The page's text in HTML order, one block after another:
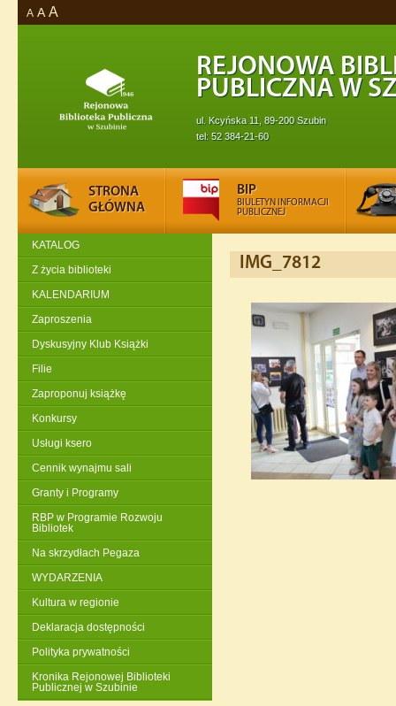
A A A
REJONOWA
PUBLICZNA W
ul. Kcyńska 11, 89-200 Szubin
tel: 52 384-21-60
STRONA
GŁÓWNA
BIP
BIULETYN INFORMACJI
PUBLICZNEJ
KATALOG
Z życia biblioteki
KALENDARIUM
Zaproszenia
Dyskusyjny Klub Książki
Filie
Zaproponuj książkę
Konkursy
Usługi ksero
Cennik wynajmu sali
Granty i Programy
RBP w Programie Rozwoju
Bibliotek
Na skrzydłach Pegaza
WYDARZENIA
Kultura w regionie
Deklaracja dostępności
Polityka prywatności
Kronika Rejonowej Biblioteki
Publicznej w Szubinie
IMG_7812